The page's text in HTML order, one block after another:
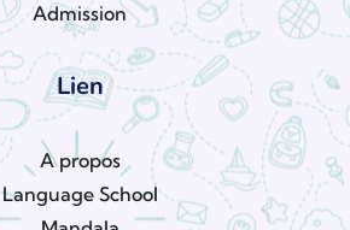
Admission
Lien
A propos
Language School